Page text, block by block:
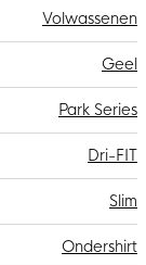
Volwassenen
Geel
Park Series
Dri-FIT
Slim
Ondershirt